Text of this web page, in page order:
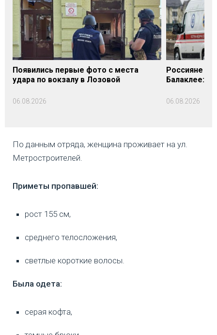
Появились первые фото с места
удара по вокзалу в Лозовой
06.08.2026
Россияне
Балаклее:
06.08.2026
По данным отряда, женщина проживает на ул.
Метростроителей.
Приметы пропавшей:
рост 155 см,
среднего телосложения,
светлые короткие волосы.
Была одета:
серая кофта,